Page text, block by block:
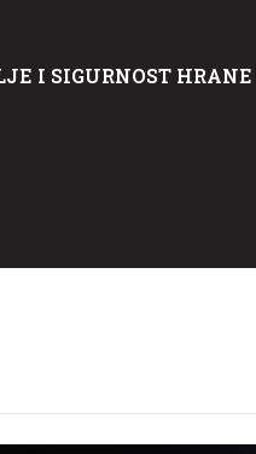
I SIGURNOST